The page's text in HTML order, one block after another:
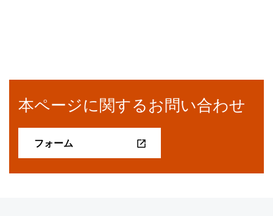
本ページに関するお問い合わせ
フォーム